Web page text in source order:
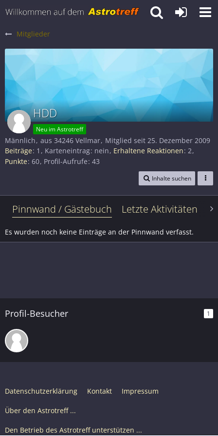
Mitglieder
HDD
Neu im Astrotreff
Männlich aus 34246 Vellmar Mitglied seit 25. Dezember 2009
Beiträge 1 Karteneintrag nein Erhaltene Reaktionen 2
Punkte 60 Profil-Aufrufe 43
Inhalte suchen
Pinnwand / Gästebuch Letzte Aktivitäten
Es wurden noch keine Einträge an der Pinnwand verfasst.
Profil-Besucher 1
Datenschutzerklärung Kontakt Impressum
Über den Astrotreff ...
Den Betrieb des Astrotreff unterstützen ...